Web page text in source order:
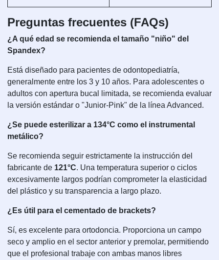
Preguntas frecuentes (FAQs)
¿A qué edad se recomienda el tamaño "niño" del
Spandex?
Está diseñado para pacientes de odontopediatría,
generalmente entre los 3 y 10 años. Para adolescentes o
adultos con apertura bucal limitada, se recomienda evaluar
la versión estándar o "Junior-Pink" de la línea Advanced.
¿Se puede esterilizar a 134°C como el instrumental
metálico?
Se recomienda seguir estrictamente la instrucción del
fabricante de 121°C. Una temperatura superior o ciclos
excesivamente largos podrían comprometer la elasticidad
del plástico y su transparencia a largo plazo.
¿Es útil para el cementado de brackets?
Sí, es excelente para ortodoncia. Proporciona un campo
seco y amplio en el sector anterior y premolar, permitiendo
que el profesional trabaje con ambas manos libres